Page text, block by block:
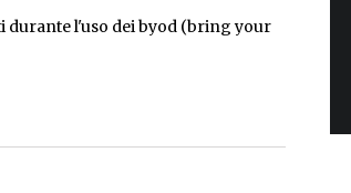
durante l'uso dei byod (bring your